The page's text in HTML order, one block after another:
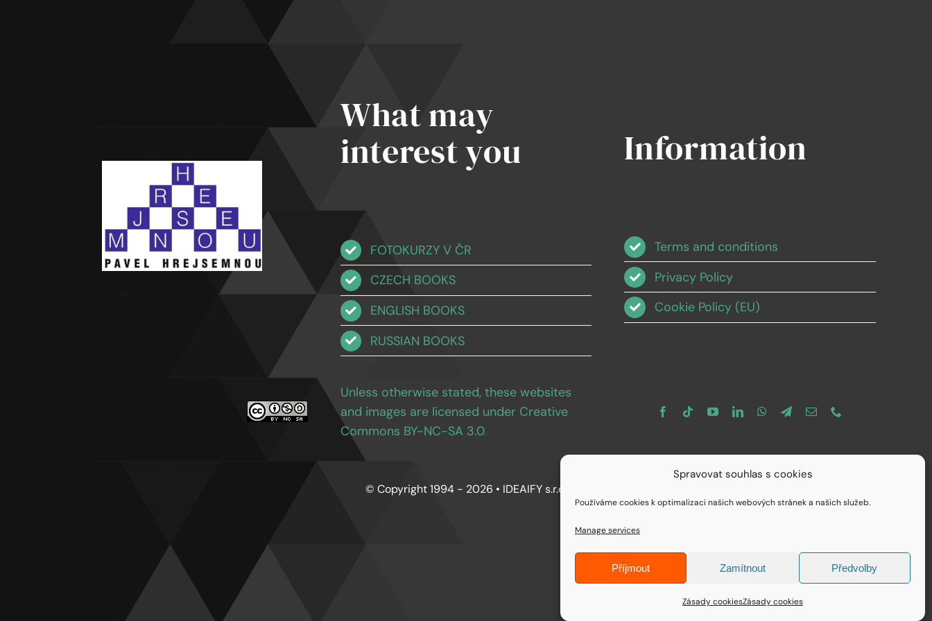
Spravovat souhlas s cookies
Používáme cookies k optimalizaci našich webových stránek a našich služeb.
Manage services
Příjmout Zamítnout Předvolby
Zásady cookiesZásady cookies
What may
interest you
FOTOKURZY V ČR
CZECH BOOKS
ENGLISH BOOKS
RUSSIAN BOOKS
Information
Terms and conditions
Privacy Policy
Cookie Policy (EU)
Unless otherwise stated, these websites
and images are licensed under Creative
Commons BY-NC-SA 3.0.
© Copyright 1994 - 2026 • IDEAIFY s.r.o.